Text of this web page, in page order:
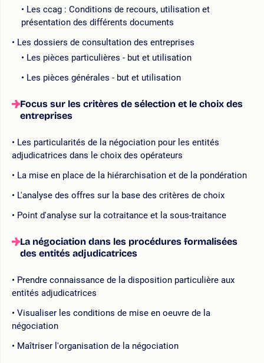
Les ccag : Conditions de recours, utilisation et
présentation des différents documents
Les dossiers de consultation des entreprises
Les pièces particulières - but et utilisation
Les pièces générales - but et utilisation
Focus sur les critères de sélection et le choix des
entreprises
Les particularités de la négociation pour les entités
adjudicatrices dans le choix des opérateurs
La mise en place de la hiérarchisation et de la pondération
L'analyse des offres sur la base des critères de choix
Point d'analyse sur la cotraitance et la sous-traitance
La négociation dans les procédures formalisées
des entités adjudicatrices
Prendre connaissance de la disposition particulière aux
entités adjudicatrices
Visualiser les conditions de mise en oeuvre de la
négociation
Maîtriser l'organisation de la négociation